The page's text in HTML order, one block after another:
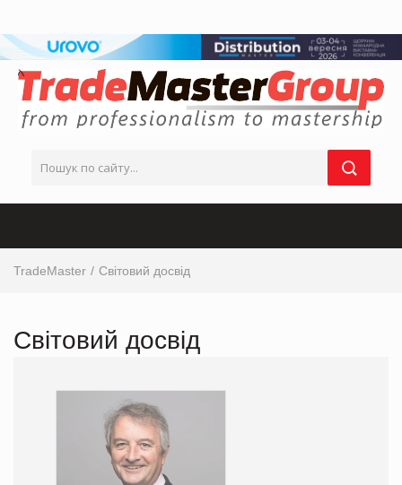
TradeMaster Світовий досвід
Світовий досвід